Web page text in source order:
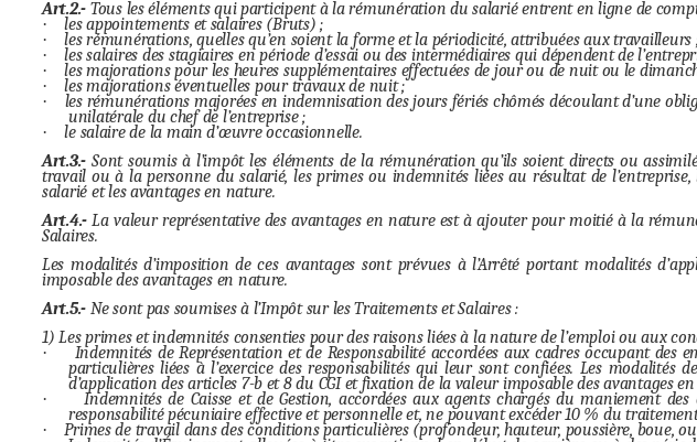
Art.2.- Tous les éléments qui participent à la rémunération du salarié entrent en ligne de
· les appointements et salaires (Bruts) ;
· les rémunérations, quelles qu’en soient la forme et la périodicité, attribuées aux travailleurs
· les salaires des stagiaires en période d’essai ou des intermédiaires qui dépendent de
· les majorations pour les heures supplémentaires effectuées de jour ou de nuit ou le
· les majorations éventuelles pour travaux de nuit ;
· les rémunérations majorées en indemnisation des jours fériés chômés découlant d’une
unilatérale du chef de l’entreprise ;
·
le salaire de la main d’œuvre occasionnelle.
Art.3.- Sont soumis à l’impôt les éléments de la rémunération qu’ils soient directs ou
travail ou à la personne du salarié, les primes ou indemnités liées au résultat de
salarié et les avantages en nature.
Art.4.- La valeur représentative des avantages en nature est à ajouter pour moitié à la
Salaires.
Les modalités d’imposition de ces avantages sont prévues à l’Arrêté portant modalités
imposable des avantages en nature.
Art.5.- Ne sont pas soumises à l’Impôt sur les Traitements et Salaires :
1) Les primes et indemnités consenties pour des raisons liées à la nature de l’emploi ou aux
· Indemnités de Représentation et de Responsabilité accordées aux cadres occupant des
particulières liées à l’exercice des responsabilités qui leur sont confiées. Les modalités
d’application des articles 7-b et 8 du CGI et fixation de la valeur imposable des avantages
· Indemnités de Caisse et de Gestion, accordées aux agents chargés du maniement
responsabilité pécuniaire effective et personnelle et, ne pouvant excéder 10 % du
· Primes de travail dans des conditions particulières (profondeur, hauteur, poussière, boue,